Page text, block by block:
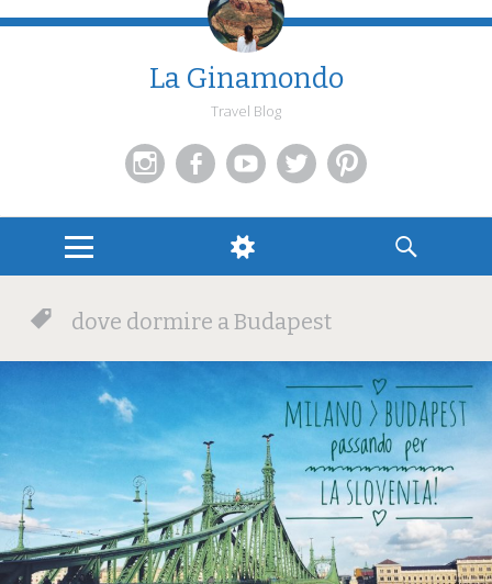
La Ginamondo
Travel Blog
MENU
WIDGETS
SEARCH
dove dormire a Budapest